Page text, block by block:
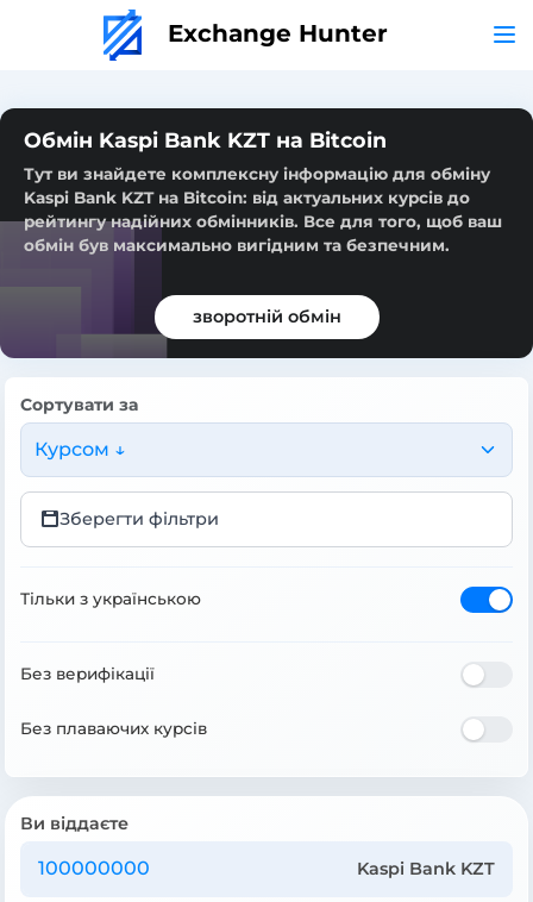
Exchange Hunter
Обмін Kaspi Bank KZT на Bitcoin
Тут ви знайдете комплексну інформацію для обміну
Kaspi Bank KZT на Bitcoin: від актуальних курсів до
рейтингу надійних обмінників. Все для того, щоб ваш
обмін був максимально вигідним та безпечним.
зворотній обмін
Сортувати за
Курсом ↓
Зберегти фільтри
Тільки з українською
Без верифікації
Без плаваючих курсів
Ви віддаєте
Kaspi Bank KZT